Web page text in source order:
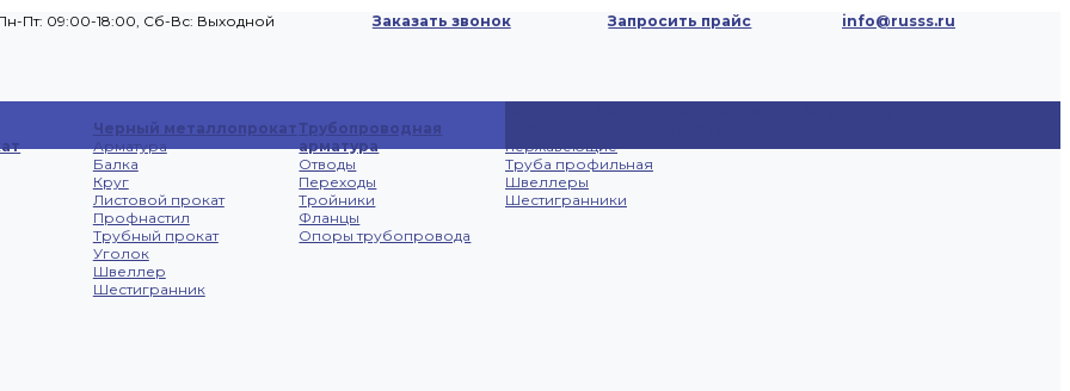
Пт: 09:00-18:00, Cб-Вс: Выходной Заказать звонок Запросить прайс info@russs.ru
Черный металлопрокат
Арматура
Балка
Круг
Листовой прокат
Профнастил
Трубный прокат
Уголок
Швеллер
Шестигранник
Трубопроводная
арматура
Отводы
Переходы
Тройники
Фланцы
Опоры трубопровода
нержавеющие
Труба профильная
Швеллеры
Шестигранники